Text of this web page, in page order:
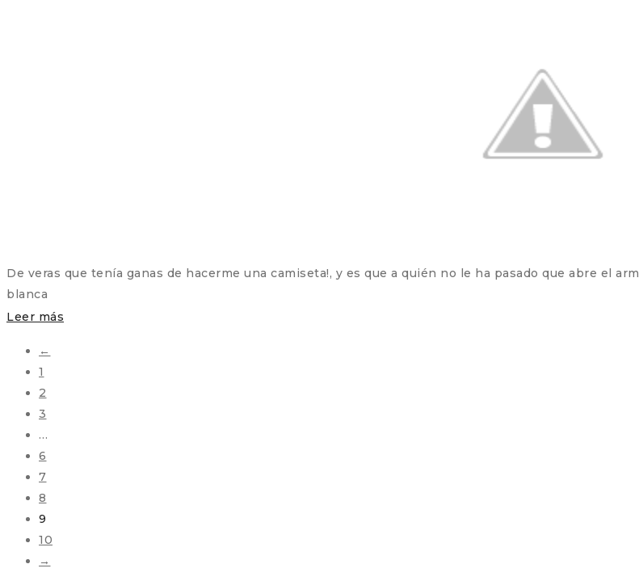
De veras que tenía ganas de hacerme una camiseta!, y es que a quién no le ha pasado que abre el
blanca
Leer más
←
1
2
3
…
6
7
8
9
10
→